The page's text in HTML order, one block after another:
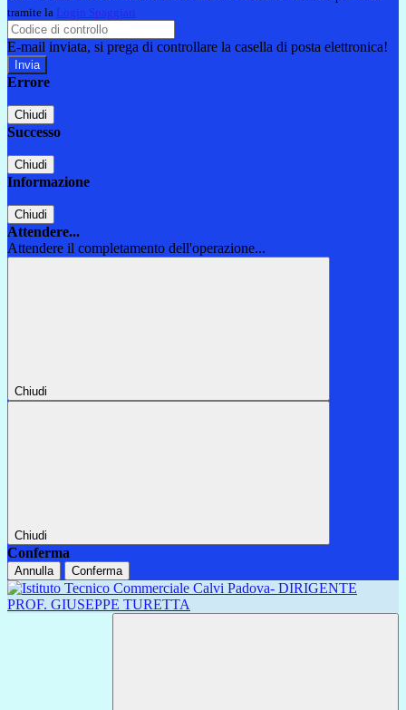
tramite la Login Spaggiari
E-mail inviata, si prega di controllare la casella di posta elettronica!
Errore
Chiudi
Successo
Chiudi
Informazione
Chiudi
Attendere...
Attendere il completamento dell'operazione...
Chiudi
Chiudi
Conferma
Annulla Conferma